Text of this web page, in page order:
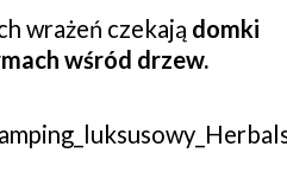
wrażeń czekają domki
wśród drzew.